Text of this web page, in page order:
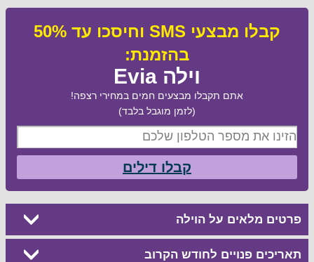
קבלו מבצעי SMS וחיסכו עד 50%
בהזמנת:
וילה Evia
אתם תקבלו מבצעים חמים במחירי רצפה!
(לזמן מוגבל בלבד)
קבלו דילים
פרטים מלאים על הוילה
תאריכים פנויים לחודש הקרוב